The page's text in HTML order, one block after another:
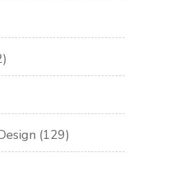
(129)